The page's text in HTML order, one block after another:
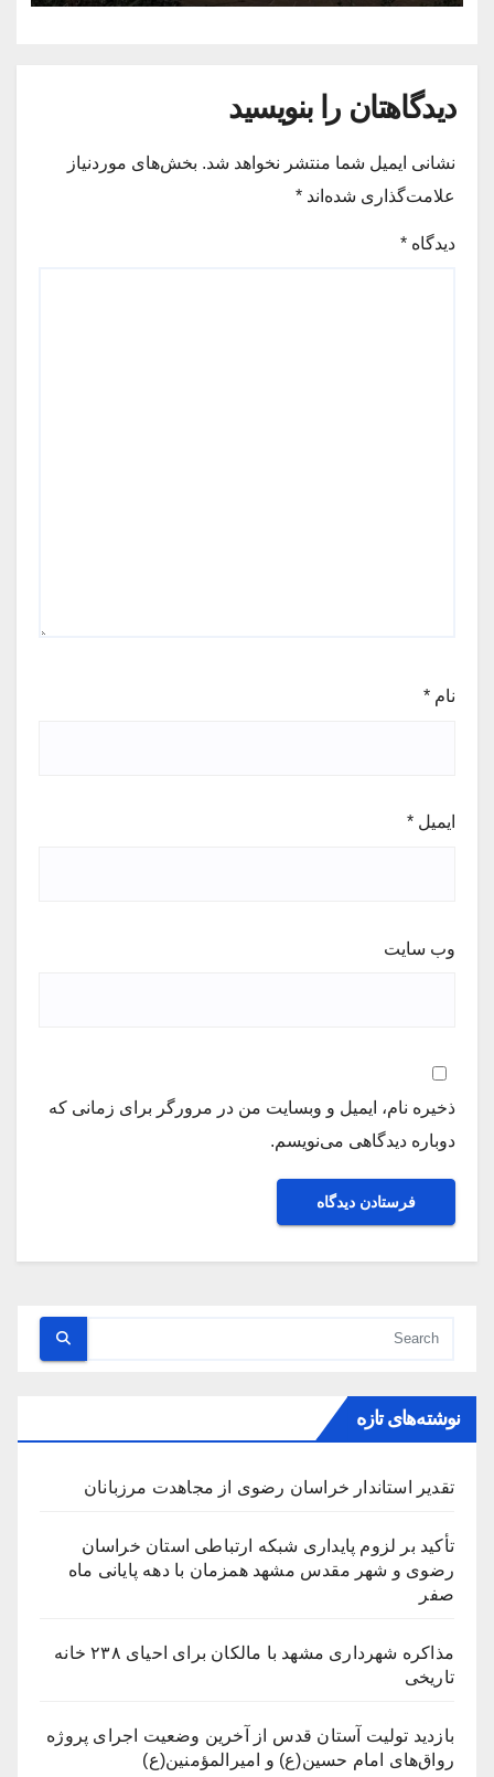
دیدگاهتان را بنویسید
نشانی ایمیل شما منتشر نخواهد شد. بخش‌های موردنیاز
علامت‌گذاری شده‌اند *
دیدگاه *
نام *
ایمیل *
وب‌ سایت
ذخیره نام، ایمیل و وبسایت من در مرورگر برای زمانی که
دوباره دیدگاهی می‌نویسم.
نوشته‌های تازه
تقدیر استاندار خراسان رضوی از مجاهدت مرزبانان
تأکید بر لزوم پایداری شبکه ارتباطی استان خراسان
رضوی و شهر مقدس مشهد همزمان با دهه پایانی ماه
صفر
مذاکره شهرداری مشهد با مالکان برای احیای ۲۳۸ خانه
تاریخی
بازدید تولیت آستان قدس از آخرین وضعیت اجرای پروژه
رواق‌های امام حسین(ع) و امیرالمؤمنین(ع)